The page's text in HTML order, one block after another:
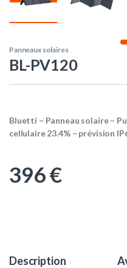
Panneaux solaires
BL-PV120
Bluetti – Panneau solaire –
cellulaire 23.4% – prévision
396€
Description